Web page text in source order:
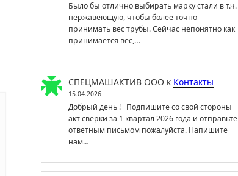
Было бы отлично выбирать марку стали в т.ч.
нержавеющую, чтобы более точно
принимать вес трубы. Сейчас непонятно как
принимается вес,…
СПЕЦМАШАКТИВ ООО к Контакты
15.04.2026
Добрый день ! Подпишите со свой стороны
акт сверки за 1 квартал 2026 года и отправьте
ответным письмом пожалуйста. Напишите
нам…